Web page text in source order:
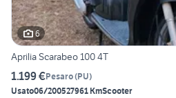
6
Aprilia Scarabeo 100 4T
1.199 €Pesaro(PU)
Usato06/200527961 KmScooter